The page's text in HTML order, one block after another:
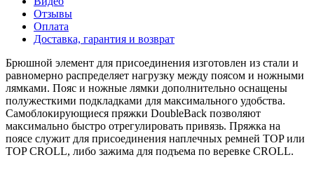
Отзывы
Оплата
Доставка, гарантия и возврат
Брюшной элемент для присоединения изготовлен из стали и
равномерно распределяет нагрузку между поясом и ножными
лямками. Пояс и ножные лямки дополнительно оснащены
полужесткими подкладками для максимального удобства.
Самоблокирующиеся пряжки DoubleBack позволяют
максимально быстро отрегулировать привязь. Пряжка на
поясе служит для присоединения наплечных ремней TOP или
TOP CROLL, либо зажима для подъема по веревке CROLL.